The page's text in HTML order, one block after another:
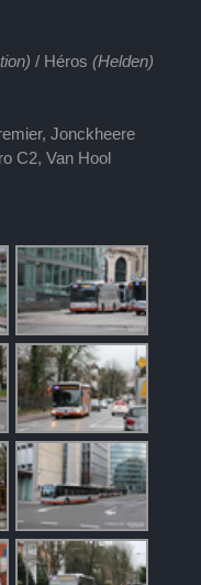
/ Héros (Helden)
Jonckheere
C2, Van Hool